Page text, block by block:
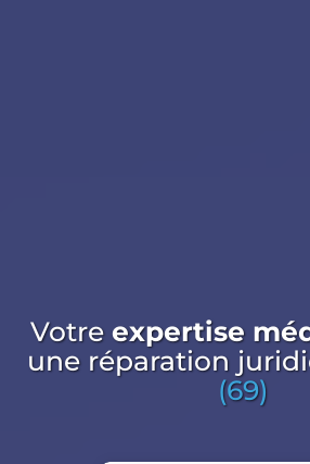
Votre expertise
une réparation
(69)